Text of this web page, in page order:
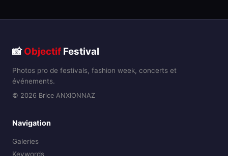
📸Objectif Festival
Photos pro de festivals, fashion week, concerts et
événements.
© 2026 Brice ANXIONNAZ
Navigation
Galeries
Keywords